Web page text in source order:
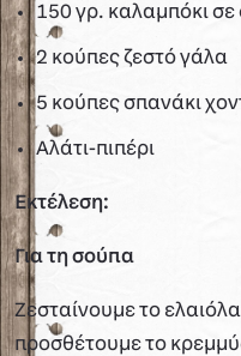
150 γρ. καλαμπόκι
2 κούπες ζεστό γάλα
5 κούπες σπανάκι
Αλάτι-πιπέρι
Εκτέλεση:
Για τη σούπα
Ζεσταίνουμε το
προσθέτουμε το